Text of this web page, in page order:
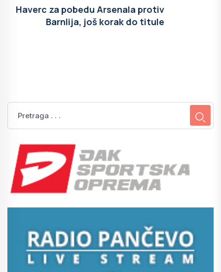
Haverc za pobedu Arsenala protiv
Barnlija, još korak do titule